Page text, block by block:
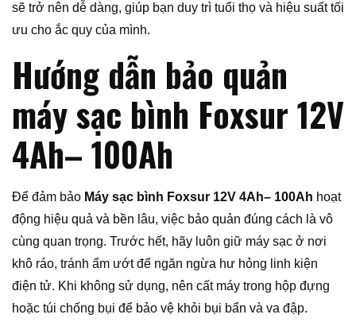
sẽ trở nên dễ dàng, giúp bạn duy trì tuổi thọ và hiệu suất tối
ưu cho ắc quy của mình.
Hướng dẫn bảo quản
máy sạc bình Foxsur 12V
4Ah– 100Ah
Để đảm bảo Máy sạc bình Foxsur 12V 4Ah– 100Ah hoạt
động hiệu quả và bền lâu, việc bảo quản đúng cách là vô
cùng quan trọng. Trước hết, hãy luôn giữ máy sạc ở nơi
khô ráo, tránh ẩm ướt để ngăn ngừa hư hỏng linh kiện
điện tử. Khi không sử dụng, nên cất máy trong hộp đựng
hoặc túi chống bụi để bảo vệ khỏi bụi bẩn và va đập.